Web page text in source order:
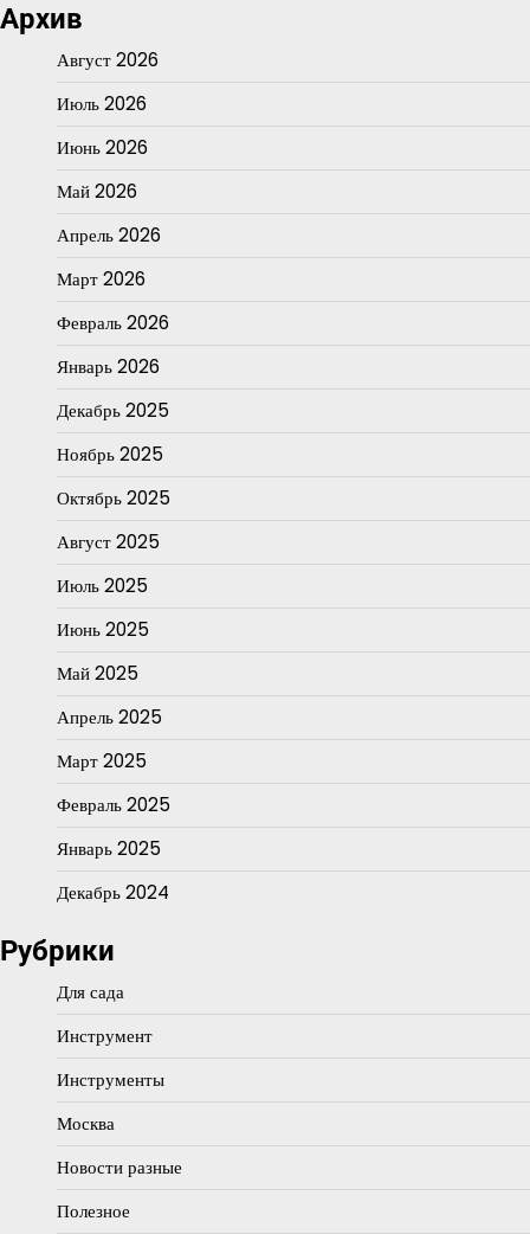
Архив
Август 2026
Июль 2026
Июнь 2026
Май 2026
Апрель 2026
Март 2026
Февраль 2026
Январь 2026
Декабрь 2025
Ноябрь 2025
Октябрь 2025
Август 2025
Июль 2025
Июнь 2025
Май 2025
Апрель 2025
Март 2025
Февраль 2025
Январь 2025
Декабрь 2024
Рубрики
Для сада
Инструмент
Инструменты
Москва
Новости разные
Полезное